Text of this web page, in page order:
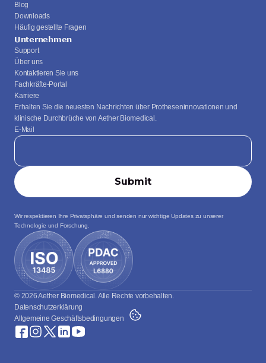
Blog
Downloads
Häufig gestellte Fragen
Unternehmen
Support
Über uns
Kontaktieren Sie uns
Fachkräfte-Portal
Karriere
Erhalten Sie die neuesten Nachrichten über Protheseninnovationen und
klinische Durchbrüche von Aether Biomedical.
E-Mail
Wir respektieren Ihre Privatsphäre und senden nur wichtige Updates zu unserer
Technologie und Forschung.
© 2026 Aether Biomedical. Alle Rechte vorbehalten.
Datenschutzerklärung
Allgemeine Geschäftsbedingungen